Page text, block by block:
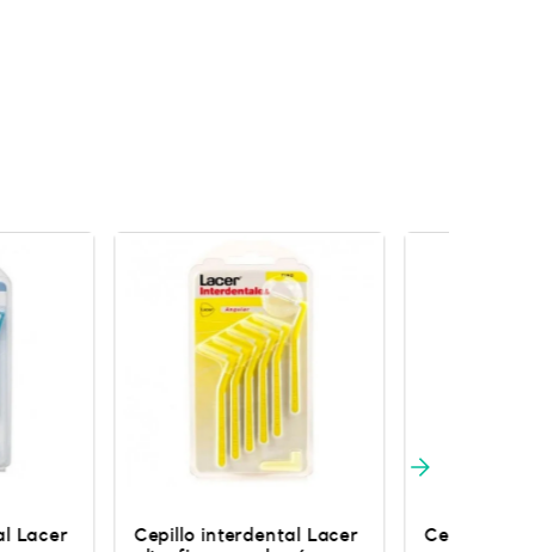
Lacer
Cepillo interdental Lacer